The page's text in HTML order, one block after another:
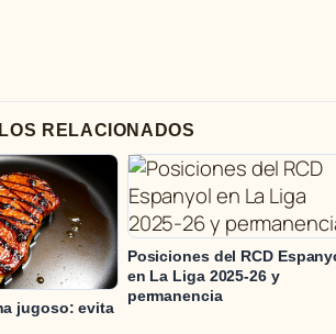
RELACIONADOS
jugoso: evita
Posiciones del RCD
en La Liga 2025-26 y
permanencia